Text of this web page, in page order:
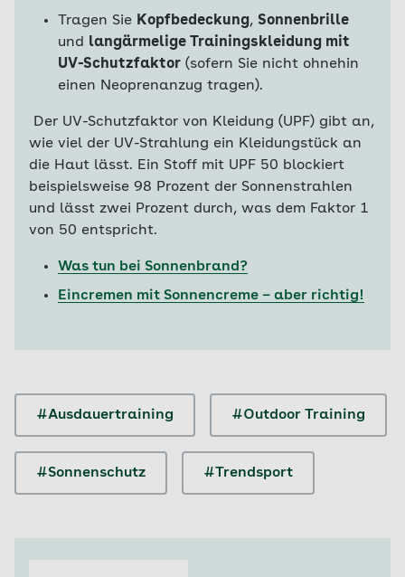
Tragen Sie Kopfbedeckung, Sonnenbrille
und langärmelige Trainingskleidung mit
UV-Schutzfaktor (sofern Sie nicht ohnehin
einen Neoprenanzug tragen).
Der UV-Schutzfaktor von Kleidung (UPF) gibt an,
wie viel der UV-Strahlung ein Kleidungstück an
die Haut lässt. Ein Stoff mit UPF 50 blockiert
beispielsweise 98 Prozent der Sonnenstrahlen
und lässt zwei Prozent durch, was dem Faktor 1
von 50 entspricht.
Was tun bei Sonnenbrand?
Eincremen mit Sonnencreme – aber richtig!
#Ausdauertraining #Outdoor Training
#Sonnenschutz #Trendsport